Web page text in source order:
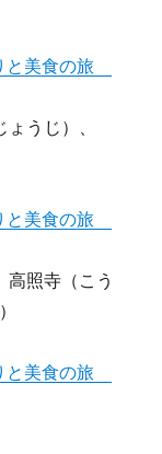
と美食の旅
うじ）、
と美食の旅
高照寺（こう
と美食の旅